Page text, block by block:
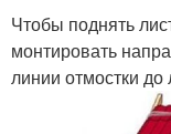
Чтобы поднять
монтировать
линии отмостки до